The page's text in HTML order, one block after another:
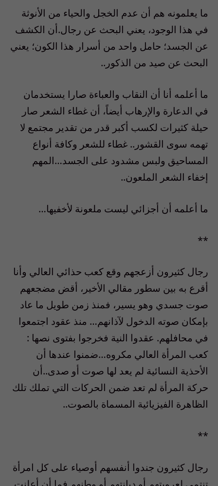
ما يعلمونه هم أن عدم الخجل والحياء من الأنوثة
في هذا الوجود، يعني البحث عن رجال.أن الكشف
عن الجسد؛ حامل واحد من أسرار هذا الكون؛ يعني
البحث عن صيد من الذكور..
ما أعلمه أنا أن النقاب والعباءة صارا يستخدمان
في الدعارة والإرهاب أيضاً، أن غطاء الشعر صار
حيلة كثيرات لكسب أكبر قدر من تقدير مجتمع لا
تهمه سوى القشور.. غطاء للشعر وكافة أنواع
المساحيق ولبس مشدود على الجسد…المهم
إخفاء الشعر الملعون..
ما أعلمه أن أجزائي ليست ملعونة لأخفيها…
**
رجال كثيرون أزعجهم وقع كعب حذائي العالي وأنا
أقرع به بين سطور مقالي الأخير، أقض مضجعهم
صوت جسدي وهو يسير، فمنذ زمن طويل ما عاد
بإمكان صوته الدخول لآذانهم… منذ عقود اجتمعوا
في محافلهم. عقدوا النية فخرجوا بفتوى نصها :
كعب المرأة العالي مكروه…ضمنوا عندها أن
الأحذية النسائية لم يعد لها صوت أو صدى..أن
حركة المرأة لم تعد ضمن الحركات التي تملك تلك
الظاهرة الفيزيائية المسماة بالصوت..
**
رجال كثيرون جندوا أنفسهم أوصياء على كل امرأة